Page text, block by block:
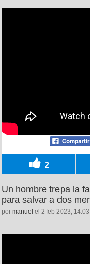
2
Un hombre trepa la
para salvar a dos
por manuel el 2 feb 2023, 14:03